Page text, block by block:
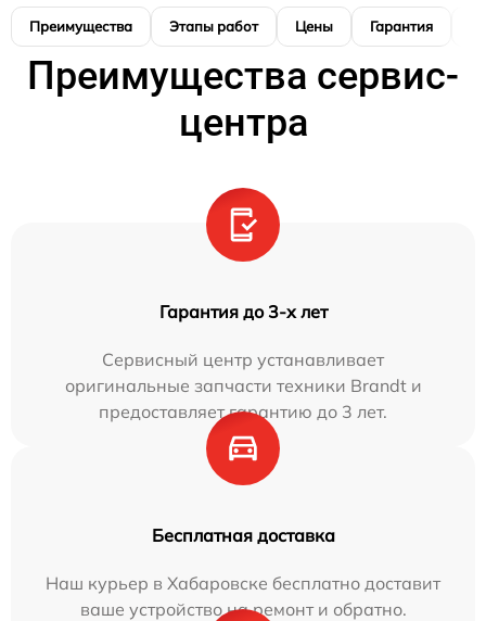
Преимущества Этапы работ Цены Гарантия
Преимущества сервис-
центра
Гарантия до 3-х лет
Сервисный центр устанавливает
оригинальные запчасти техники Brandt и
предоставляет гарантию до 3 лет.
Бесплатная доставка
Наш курьер в Хабаровске бесплатно доставит
ваше устройство на ремонт и обратно.